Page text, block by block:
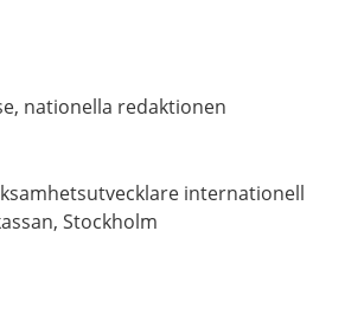
nationella redaktionen
internationell
Stockholm